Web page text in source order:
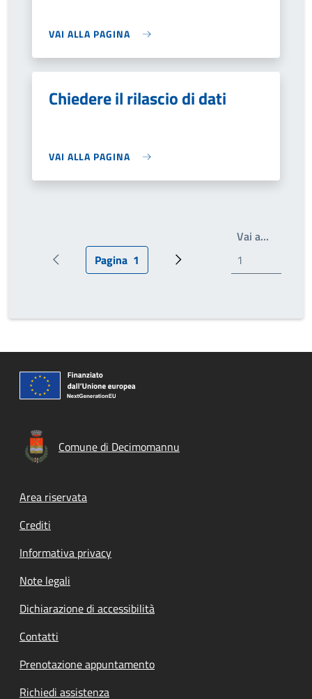
VAI ALLA PAGINA
Chiedere il rilascio di dati
VAI ALLA PAGINA
Pagina precedentePagina attuale
Pagina 1 Prossima pagina
Vai a…
Comune di Decimomannu
Footer menu
Area riservata
Crediti
Informativa privacy
Note legali
Dichiarazione di accessibilità
Contatti
Prenotazione appuntamento
Richiedi assistenza